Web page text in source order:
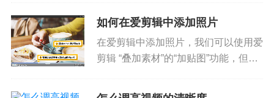
改。图1：双击视频片段缩略图图2：
修改截取视频时间段方法二...
如何在爱剪辑中添加照片
在爱剪辑中添加照片，我们可以使用爱
剪辑 “叠加素材”的“加贴图”功能，但爱